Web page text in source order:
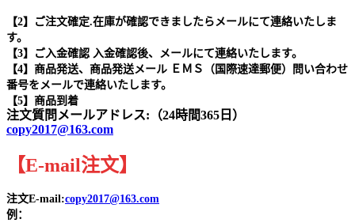
【2】ご注文確定.在庫が確認できましたらメールにて連絡いたしま
す。
【3】ご入金確認 入金確認後、メールにて連絡いたします。
【4】商品発送、商品発送メール ＥＭＳ（国際速達郵便）問い合わせ
番号をメールで連絡いたします。
【5】商品到着
注文質問メールアドレス:（24時間365日）
copy2017@163.com
【E-mail注文】
注文E-mail:copy2017@163.com
例：